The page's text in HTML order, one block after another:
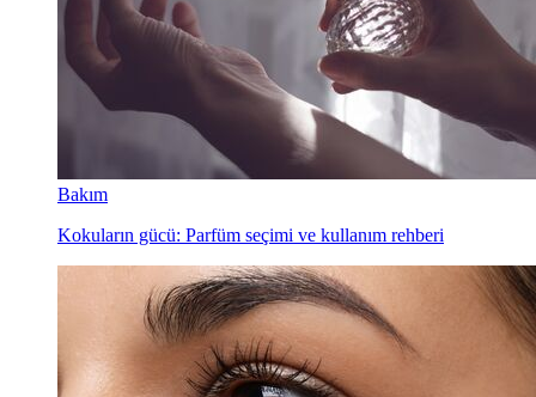
Bakım
Kokuların gücü: Parfüm seçimi ve kullanım rehberi